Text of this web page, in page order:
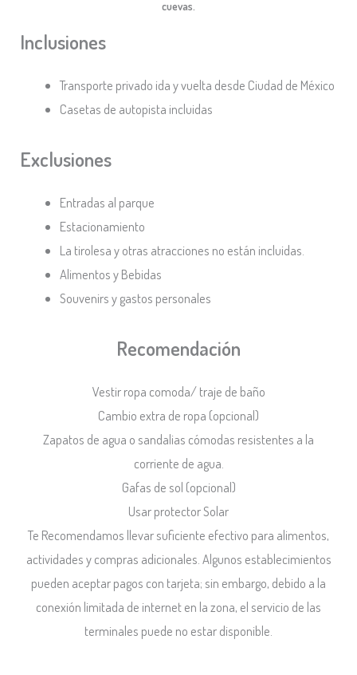
cuevas.
Inclusiones
Transporte privado ida y vuelta desde Ciudad de México
Casetas de autopista incluidas
Exclusiones
Entradas al parque
Estacionamiento
La tirolesa y otras atracciones no están incluidas.
Alimentos y Bebidas
Souvenirs y gastos personales
Recomendación
Vestir ropa comoda/ traje de baño
Cambio extra de ropa (opcional)
Zapatos de agua o sandalias cómodas resistentes a la
corriente de agua.
Gafas de sol (opcional)
Usar protector Solar
Te Recomendamos llevar suficiente efectivo para alimentos,
actividades y compras adicionales. Algunos establecimientos
pueden aceptar pagos con tarjeta; sin embargo, debido a la
conexión limitada de internet en la zona, el servicio de las
terminales puede no estar disponible.